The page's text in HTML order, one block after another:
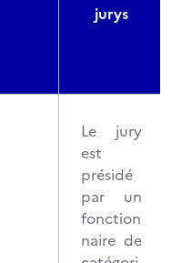
jurys
Le jury
est
présidé
par un
fonction
naire de